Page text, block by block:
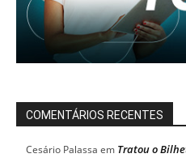
COMENTÁRIOS RECENTES
Cesário Palassa em Tratou o